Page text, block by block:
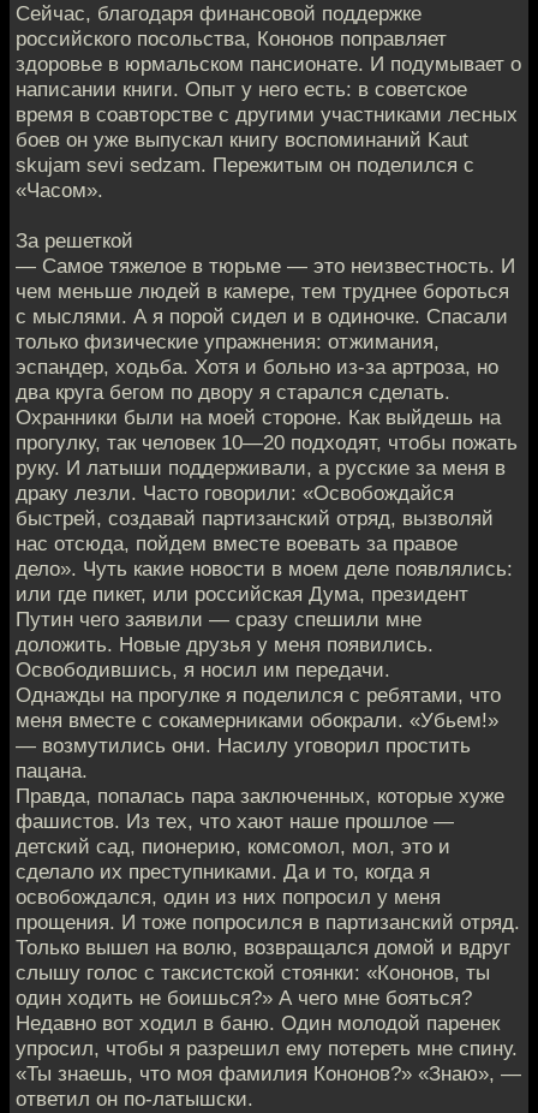
Сейчас, благодаря финансовой поддержке
российского посольства, Кононов поправляет
здоровье в юрмальском пансионате. И подумывает о
написании книги. Опыт у него есть: в советское
время в соавторстве с другими участниками лесных
боев он уже выпускал книгу воспоминаний Kaut
skujam sevi sedzam. Пережитым он поделился с
«Часом».
За решеткой
— Самое тяжелое в тюрьме — это неизвестность. И
чем меньше людей в камере, тем труднее бороться
с мыслями. А я порой сидел и в одиночке. Спасали
только физические упражнения: отжимания,
эспандер, ходьба. Хотя и больно из-за артроза, но
два круга бегом по двору я старался сделать.
Охранники были на моей стороне. Как выйдешь на
прогулку, так человек 10—20 подходят, чтобы пожать
руку. И латыши поддерживали, а русские за меня в
драку лезли. Часто говорили: «Освобождайся
быстрей, создавай партизанский отряд, вызволяй
нас отсюда, пойдем вместе воевать за правое
дело». Чуть какие новости в моем деле появлялись:
или где пикет, или российская Дума, президент
Путин чего заявили — сразу спешили мне
доложить. Новые друзья у меня появились.
Освободившись, я носил им передачи.
Однажды на прогулке я поделился с ребятами, что
меня вместе с сокамерниками обокрали. «Убьем!»
— возмутились они. Насилу уговорил простить
пацана.
Правда, попалась пара заключенных, которые хуже
фашистов. Из тех, что хают наше прошлое —
детский сад, пионерию, комсомол, мол, это и
сделало их преступниками. Да и то, когда я
освобождался, один из них попросил у меня
прощения. И тоже попросился в партизанский отряд.
Только вышел на волю, возвращался домой и вдруг
слышу голос с таксистской стоянки: «Кононов, ты
один ходить не боишься?» А чего мне бояться?
Недавно вот ходил в баню. Один молодой паренек
упросил, чтобы я разрешил ему потереть мне спину.
«Ты знаешь, что моя фамилия Кононов?» «Знаю», —
ответил он по-латышски.